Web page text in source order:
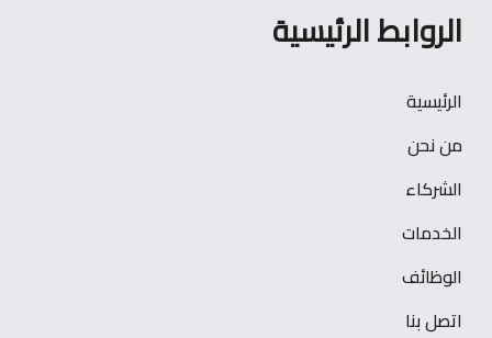
الروابط الرئيسية
الرئيسية
من نحن
الشركاء
الخدمات
الوظائف
اتصل بنا